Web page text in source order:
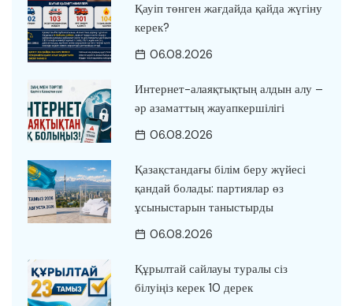
Қауіп төнген жағдайда қайда жүгіну
керек?
06.08.2026
Интернет-алаяқтықтың алдын алу –
әр азаматтың жауапкершілігі
06.08.2026
Қазақстандағы білім беру жүйесі
қандай болады: партиялар өз
ұсыныстарын таныстырды
06.08.2026
Құрылтай сайлауы туралы сіз
білуіңіз керек 10 дерек